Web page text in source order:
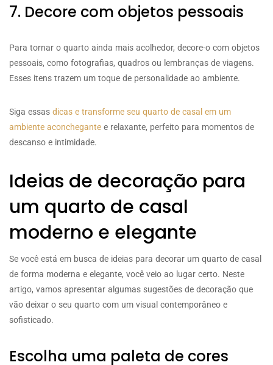
7. Decore com objetos pessoais
Para tornar o quarto ainda mais acolhedor, decore-o com objetos
pessoais, como fotografias, quadros ou lembranças de viagens.
Esses itens trazem um toque de personalidade ao ambiente.
Siga essas dicas e transforme seu quarto de casal em um
ambiente aconchegante e relaxante, perfeito para momentos de
descanso e intimidade.
Ideias de decoração para
um quarto de casal
moderno e elegante
Se você está em busca de ideias para decorar um quarto de casal
de forma moderna e elegante, você veio ao lugar certo. Neste
artigo, vamos apresentar algumas sugestões de decoração que
vão deixar o seu quarto com um visual contemporâneo e
sofisticado.
Escolha uma paleta de cores